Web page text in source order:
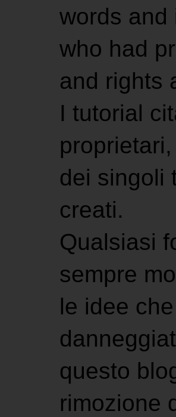
words and
who had
and rights
I tutorial
dei singoli
creati.
Qualsiasi
sempre
le idee
questo
rimozione